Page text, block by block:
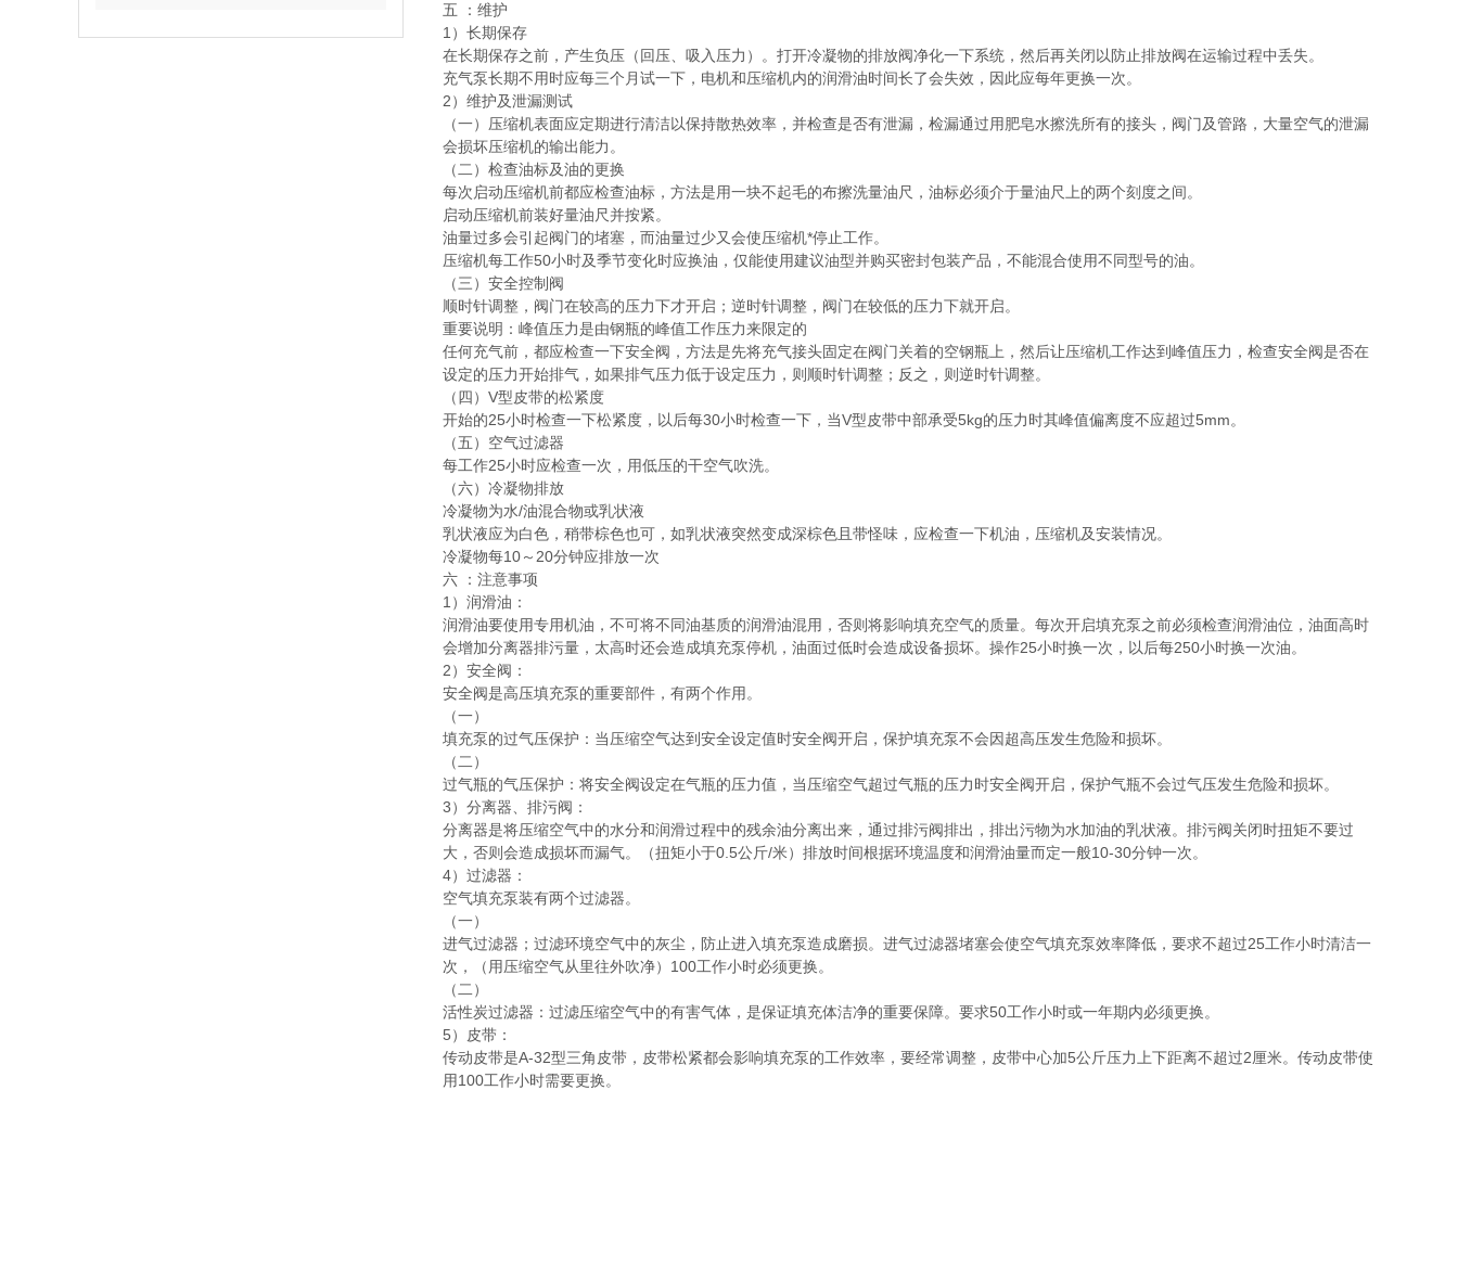
五 ：维护
1）长期保存
在长期保存之前，产生负压（回压、吸入压力）。打开冷凝物的排放阀净化一下系统，然后再关闭以防止排放阀在运输过程中丢失。
充气泵长期不用时应每三个月试一下，电机和压缩机内的润滑油时间长了会失效，因此应每年更换一次。
2）维护及泄漏测试
（一）压缩机表面应定期进行清洁以保持散热效率，并检查是否有泄漏，检漏通过用肥皂水擦洗所有的接头，阀门及管路，大量空气的泄漏
会损坏压缩机的输出能力。
（二）检查油标及油的更换
每次启动压缩机前都应检查油标，方法是用一块不起毛的布擦洗量油尺，油标必须介于量油尺上的两个刻度之间。
启动压缩机前装好量油尺并按紧。
油量过多会引起阀门的堵塞，而油量过少又会使压缩机*停止工作。
压缩机每工作50小时及季节变化时应换油，仅能使用建议油型并购买密封包装产品，不能混合使用不同型号的油。
（三）安全控制阀
顺时针调整，阀门在较高的压力下才开启；逆时针调整，阀门在较低的压力下就开启。
重要说明：峰值压力是由钢瓶的峰值工作压力来限定的
任何充气前，都应检查一下安全阀，方法是先将充气接头固定在阀门关着的空钢瓶上，然后让压缩机工作达到峰值压力，检查安全阀是否在
设定的压力开始排气，如果排气压力低于设定压力，则顺时针调整；反之，则逆时针调整。
（四）V型皮带的松紧度
开始的25小时检查一下松紧度，以后每30小时检查一下，当V型皮带中部承受5kg的压力时其峰值偏离度不应超过5mm。
（五）空气过滤器
每工作25小时应检查一次，用低压的干空气吹洗。
（六）冷凝物排放
冷凝物为水/油混合物或乳状液
乳状液应为白色，稍带棕色也可，如乳状液突然变成深棕色且带怪味，应检查一下机油，压缩机及安装情况。
冷凝物每10～20分钟应排放一次
六 ：注意事项
1）润滑油：
润滑油要使用专用机油，不可将不同油基质的润滑油混用，否则将影响填充空气的质量。每次开启填充泵之前必须检查润滑油位，油面高时
会增加分离器排污量，太高时还会造成填充泵停机，油面过低时会造成设备损坏。操作25小时换一次，以后每250小时换一次油。
2）安全阀：
安全阀是高压填充泵的重要部件，有两个作用。
（一）
填充泵的过气压保护：当压缩空气达到安全设定值时安全阀开启，保护填充泵不会因超高压发生危险和损坏。
（二）
过气瓶的气压保护：将安全阀设定在气瓶的压力值，当压缩空气超过气瓶的压力时安全阀开启，保护气瓶不会过气压发生危险和损坏。
3）分离器、排污阀：
分离器是将压缩空气中的水分和润滑过程中的残余油分离出来，通过排污阀排出，排出污物为水加油的乳状液。排污阀关闭时扭矩不要过
大，否则会造成损坏而漏气。（扭矩小于0.5公斤/米）排放时间根据环境温度和润滑油量而定一般10-30分钟一次。
4）过滤器：
空气填充泵装有两个过滤器。
（一）
进气过滤器；过滤环境空气中的灰尘，防止进入填充泵造成磨损。进气过滤器堵塞会使空气填充泵效率降低，要求不超过25工作小时清洁一
次，（用压缩空气从里往外吹净）100工作小时必须更换。
（二）
活性炭过滤器：过滤压缩空气中的有害气体，是保证填充体洁净的重要保障。要求50工作小时或一年期内必须更换。
5）皮带：
传动皮带是A-32型三角皮带，皮带松紧都会影响填充泵的工作效率，要经常调整，皮带中心加5公斤压力上下距离不超过2厘米。传动皮带使
用100工作小时需要更换。